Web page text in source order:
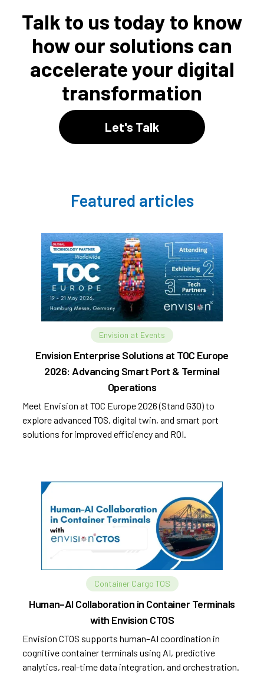
Talk to us today to know
how our solutions can
accelerate your digital
transformation
Let's Talk
Featured articles
Envision at Events
Envision Enterprise Solutions at TOC Europe
2026: Advancing Smart Port & Terminal
Operations
Meet Envision at TOC Europe 2026 (Stand G30) to
explore advanced TOS, digital twin, and smart port
solutions for improved efficiency and ROI.
Container Cargo TOS
Human–AI Collaboration in Container Terminals
with Envision CTOS
Envision CTOS supports human–AI coordination in
cognitive container terminals using AI, predictive
analytics, real-time data integration, and orchestration.